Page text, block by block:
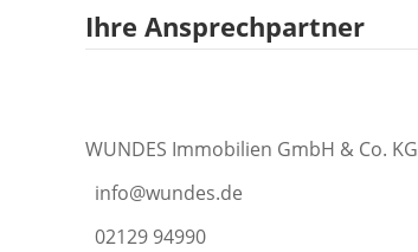
Ihre Ansprechpartner
WUNDES Immobilien GmbH & Co. KG
info@wundes.de
02129 94990